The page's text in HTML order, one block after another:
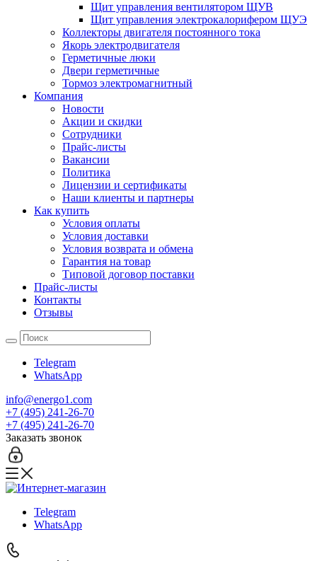
Щит управления вентилятором ЩУВ
Щит управления электрокалорифером ЩУЭ
Коллекторы двигателя постоянного тока
Якорь электродвигателя
Герметичные люки
Двери герметичные
Тормоз электромагнитный
Компания
Новости
Акции и скидки
Сотрудники
Прайс-листы
Вакансии
Политика
Лицензии и сертификаты
Наши клиенты и партнеры
Как купить
Условия оплаты
Условия доставки
Условия возврата и обмена
Гарантия на товар
Типовой договор поставки
Прайс-листы
Контакты
Отзывы
Telegram
WhatsApp
info@energo1.com
+7 (495) 241-26-70
+7 (495) 241-26-70
Заказать звонок
Telegram
WhatsApp